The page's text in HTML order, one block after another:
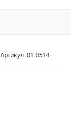
Артикул: 01-0514